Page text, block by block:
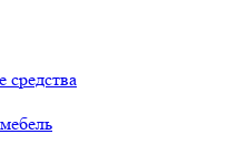
средства